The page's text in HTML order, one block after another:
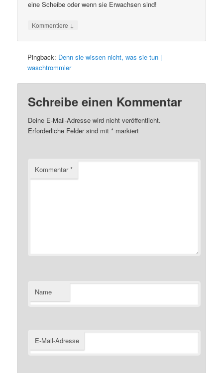
eine Scheibe oder wenn sie Erwachsen sind!
Kommentiere ↓
Pingback: Denn sie wissen nicht, was sie tun |
waschtrommler
Schreibe einen Kommentar
Deine E-Mail-Adresse wird nicht veröffentlicht.
Erforderliche Felder sind mit* markiert
Kommentar*
Name
E-Mail-Adresse